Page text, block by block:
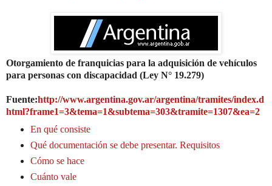
Otorgamiento de franquicias para la adquisición de vehículos
para personas con discapacidad (Ley N° 19.279)
Fuente:http://www.argentina.gov.ar/argentina/tramites/index.d
html?frame1=3&tema=1&subtema=303&tramite=1307&ea=2
En qué consiste
Qué documentación se debe presentar. Requisitos
Cómo se hace
Cuánto vale